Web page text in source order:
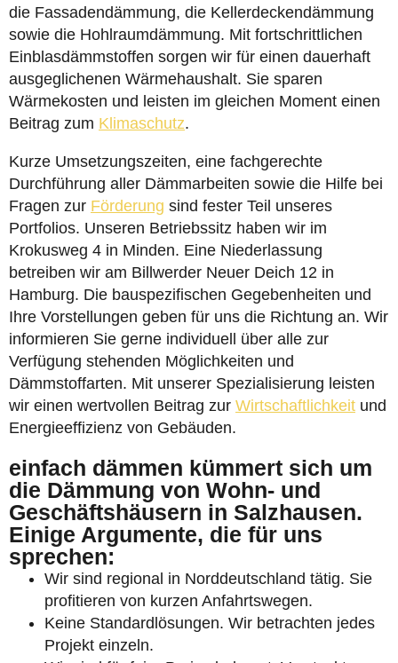
die Fassadendämmung, die Kellerdeckendämmung
sowie die Hohlraumdämmung. Mit fortschrittlichen
Einblasdämmstoffen sorgen wir für einen dauerhaft
ausgeglichenen Wärmehaushalt. Sie sparen
Wärmekosten und leisten im gleichen Moment einen
Beitrag zum Klimaschutz.
Kurze Umsetzungszeiten, eine fachgerechte
Durchführung aller Dämmarbeiten sowie die Hilfe bei
Fragen zur Förderung sind fester Teil unseres
Portfolios. Unseren Betriebssitz haben wir im
Krokusweg 4 in Minden. Eine Niederlassung
betreiben wir am Billwerder Neuer Deich 12 in
Hamburg. Die bauspezifischen Gegebenheiten und
Ihre Vorstellungen geben für uns die Richtung an. Wir
informieren Sie gerne individuell über alle zur
Verfügung stehenden Möglichkeiten und
Dämmstoffarten. Mit unserer Spezialisierung leisten
wir einen wertvollen Beitrag zur Wirtschaftlichkeit und
Energieeffizienz von Gebäuden.
einfach dämmen kümmert sich um
die Dämmung von Wohn- und
Geschäftshäusern in Salzhausen.
Einige Argumente, die für uns
sprechen:
Wir sind regional in Norddeutschland tätig. Sie
profitieren von kurzen Anfahrtswegen.
Keine Standardlösungen. Wir betrachten jedes
Projekt einzeln.